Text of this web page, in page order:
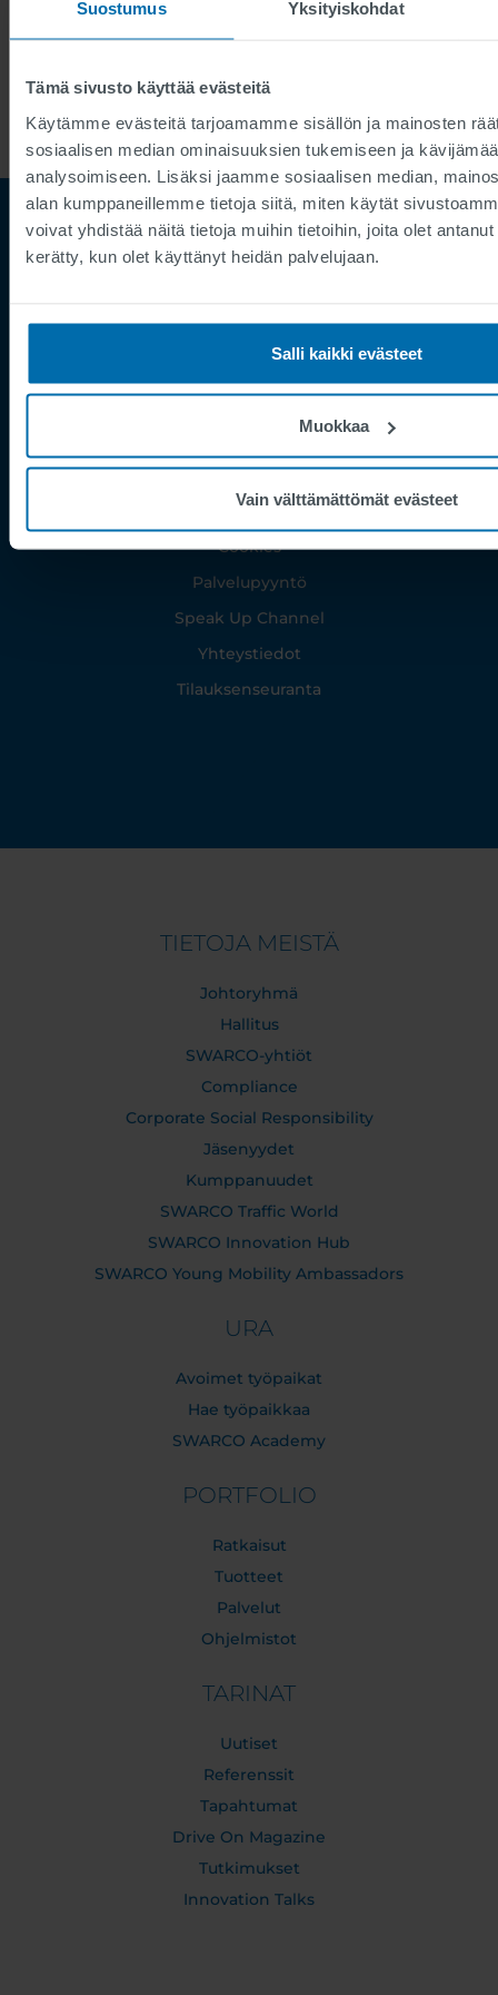
Suostumus Yksityiskohdat
Tämä sivusto käyttää evästeitä
Käytämme evästeitä tarjoamamme sisällön ja mainosten
sosiaalisen median ominaisuuksien tukemiseen ja
analysoimiseen. Lisäksi jaamme sosiaalisen median,
alan kumppaneillemme tietoja siitä, miten käytät
voivat yhdistää näitä tietoja muihin tietoihin, joita olet
kerätty, kun olet käyttänyt heidän palvelujaan.
Salli kaikki evästeet
Muokkaa
Vain välttämättömät evästeet
Footer
Tietosuoja
Supplier Registration
Cookies
Palvelupyyntö
Speak Up Channel
Yhteystiedot
Tilauksenseuranta
TIETOJA MEISTÄ
Johtoryhmä
Hallitus
SWARCO-yhtiöt
Compliance
Corporate Social Responsibility
Jäsenyydet
Kumppanuudet
SWARCO Traffic World
SWARCO Innovation Hub
SWARCO Young Mobility Ambassadors
URA
Avoimet työpaikat
Hae työpaikkaa
SWARCO Academy
PORTFOLIO
Ratkaisut
Tuotteet
Palvelut
Ohjelmistot
TARINAT
Uutiset
Referenssit
Tapahtumat
Drive On Magazine
Tutkimukset
Innovation Talks